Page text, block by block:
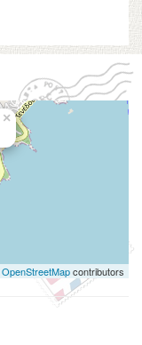
×
OpenStreetMapcontributors